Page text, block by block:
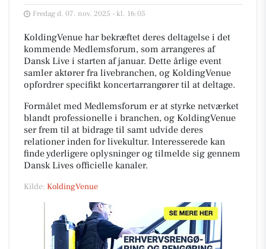
Fredag d. 07. nov. 2025 - kl. 16:05
KoldingVenue har bekræftet deres deltagelse i det
kommende Medlemsforum, som arrangeres af
Dansk Live i starten af januar. Dette årlige event
samler aktører fra livebranchen, og KoldingVenue
opfordrer specifikt koncertarrangører til at deltage.
Formålet med Medlemsforum er at styrke netværket
blandt professionelle i branchen, og KoldingVenue
ser frem til at bidrage til samt udvide deres
relationer inden for livekultur. Interesserede kan
finde yderligere oplysninger og tilmelde sig gennem
Dansk Lives officielle kanaler.
Kilde: KoldingVenue